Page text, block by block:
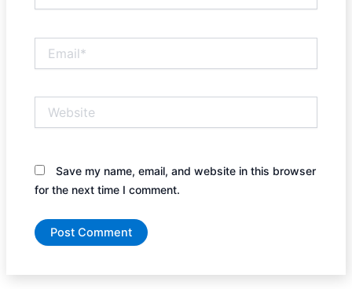
Save my name, email, and website in this browser
for the next time I comment.